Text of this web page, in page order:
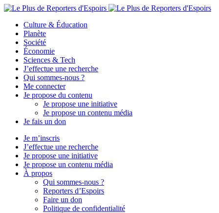
Culture & Éducation
Planète
Société
Économie
Sciences & Tech
J’effectue une recherche
Qui sommes-nous ?
Me connecter
Je propose du contenu
Je propose une initiative
Je propose un contenu média
Je fais un don
Je m’inscris
J’effectue une recherche
Je propose une initiative
Je propose un contenu média
À propos
Qui sommes-nous ?
Reporters d’Espoirs
Faire un don
Politique de confidentialité